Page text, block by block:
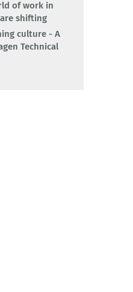
of work in
shifting
culture - A
Technical